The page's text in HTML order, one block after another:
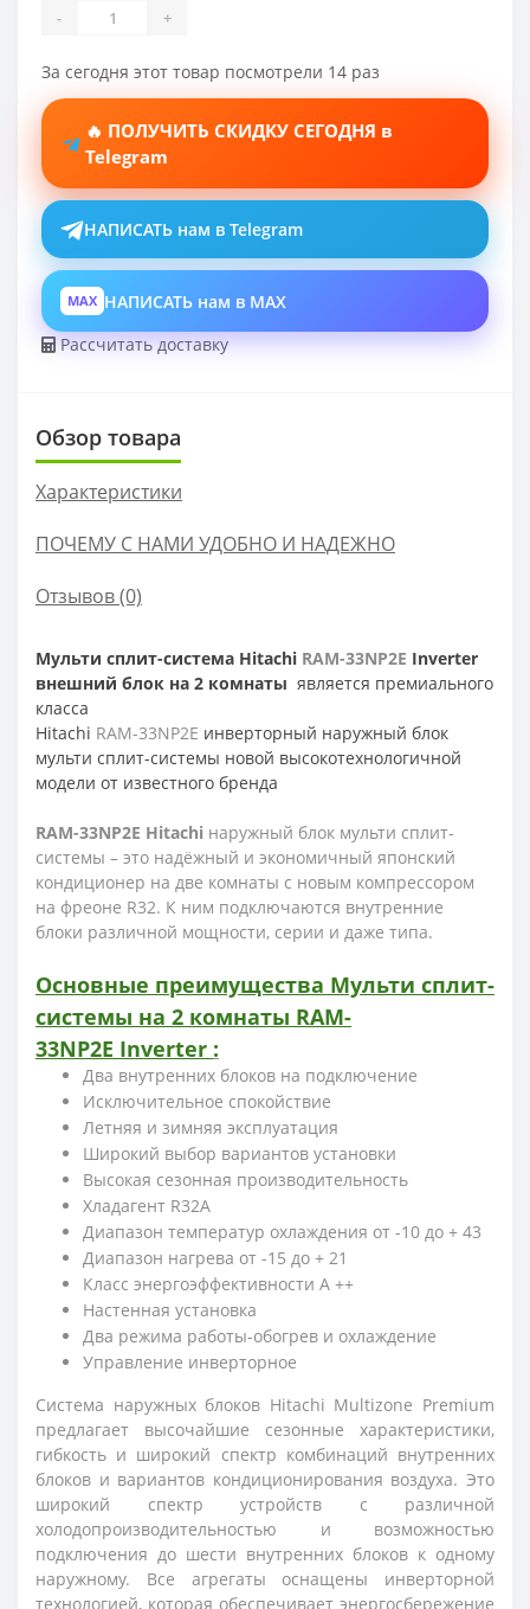
- +
За сегодня этот товар посмотрели 14 раз
🔥 ПОЛУЧИТЬ СКИДКУ СЕГОДНЯ в
Telegram
НАПИСАТЬ нам в Telegram
MAX НАПИСАТЬ нам в MAX
Рассчитать доставку
Обзор товара
Характеристики
ПОЧЕМУ С НАМИ УДОБНО И НАДЕЖНО
Отзывов (0)
Мульти сплит-система Hitachi RAM-33NP2E Inverter
внешний блок на 2 комнаты является премиального
класса
Hitachi RAM-33NP2E инверторный наружный блок
мульти сплит-системы новой высокотехнологичной
модели от известного бренда
RAM-33NP2E Hitachi наружный блок мульти сплит-
системы – это надёжный и экономичный японский
кондиционер на две комнаты с новым компрессором
на фреоне R32. К ним подключаются внутренние
блоки различной мощности, серии и даже типа.
Основные преимущества Мульти сплит-
системы на 2 комнаты RAM-
33NP2E Inverter :
Два внутренних блоков на подключение
Исключительное спокойствие
Летняя и зимняя эксплуатация
Широкий выбор вариантов установки
Высокая сезонная производительность
Хладагент R32A
Диапазон температур охлаждения от -10 до + 43
Диапазон нагрева от -15 до + 21
Класс энергоэффективности A ++
Настенная установка
Два режима работы-обогрев и охлаждение
Управление инверторное
Система наружных блоков Hitachi Multizone Premium
предлагает высочайшие сезонные характеристики,
гибкость и широкий спектр комбинаций внутренних
блоков и вариантов кондиционирования воздуха. Это
широкий спектр устройств с различной
холодопроизводительностью и возможностью
подключения до шести внутренних блоков к одному
наружному. Все агрегаты оснащены инверторной
технологией, которая обеспечивает энергосбережение